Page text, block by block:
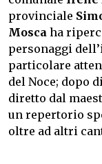
provinciale
Mosca ha
personaggi
particolare
del Noce; dopo
diretto dal
un repertorio
oltre ad altri